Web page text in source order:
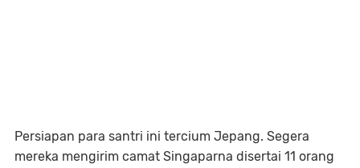
Persiapan para santri ini tercium Jepang. Segera
mereka mengirim camat Singaparna disertai 11 orang